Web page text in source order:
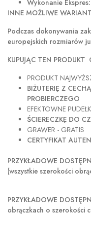
Wykonanie Ekspres:
INNE MOŻLIWE
Podczas dokonywania
europejskich rozmiarów
KUPUJĄC TEN PRODUKT
PRODUKT
BIŻUTERIĘ Z
PROBIERCZEGO
EFEKTOWNE
ŚCIERECZKĘ DO
GRAWER - GRATIS
CERTYFIKAT
PRZYKŁADOWE
(wszystkie szerokości
PRZYKŁADOWE
obrączkach o